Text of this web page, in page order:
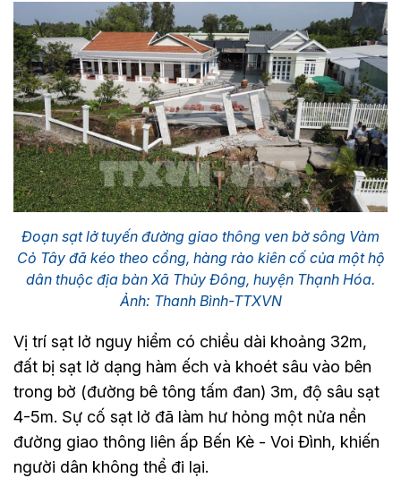
Đoạn sạt lở tuyến đường giao thông ven bờ sông Vàm
Cỏ Tây đã kéo theo cổng, hàng rào kiên cố của một hộ
dân thuộc địa bàn Xã Thủy Đông, huyện Thạnh Hóa.
Ảnh: Thanh Bình-TTXVN
Vị trí sạt lở nguy hiểm có chiều dài khoảng 32m,
đất bị sạt lở dạng hàm ếch và khoét sâu vào bên
trong bờ (đường bê tông tấm đan) 3m, độ sâu sạt
4-5m. Sự cố sạt lở đã làm hư hỏng một nửa nền
đường giao thông liên ấp Bến Kè - Voi Đình, khiến
người dân không thể đi lại.